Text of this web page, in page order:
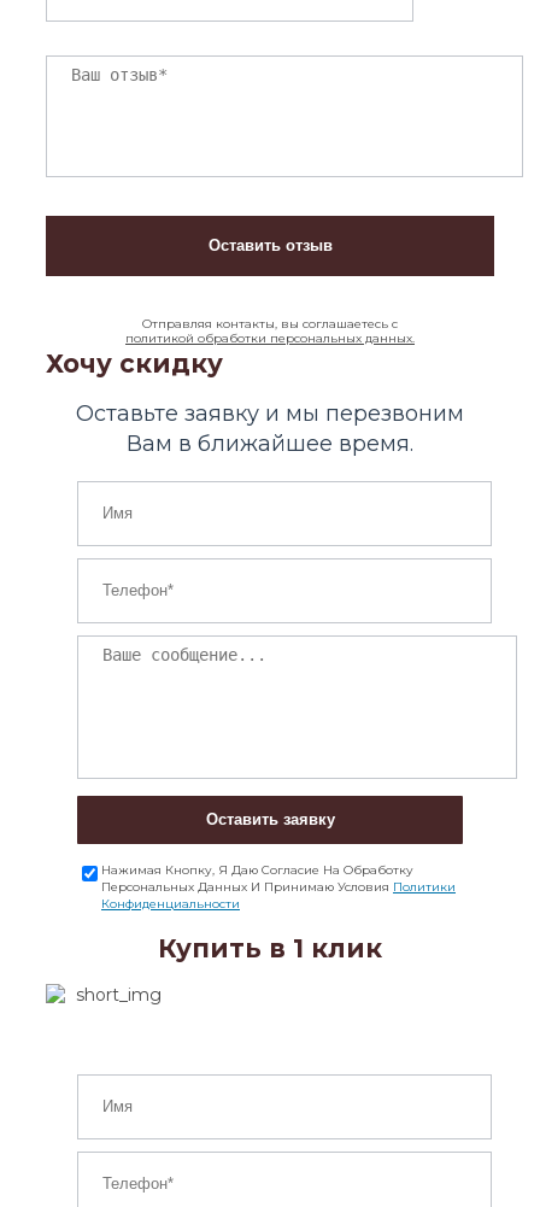
Отправляя контакты, вы соглашаетесь с
политикой обработки персональных данных.
Хочу скидку
Оставьте заявку и мы перезвоним
Вам в ближайшее время.
Оставить заявку
Нажимая Кнопку, Я Даю Согласие На Обработку
Персональных Данных И Принимаю Условия Политики
Конфиденциальности
Купить в 1 клик